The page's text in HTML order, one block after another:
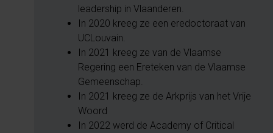
leadership in Vlaanderen.
In 2020 kreeg ze een eredoctoraat van
UCLouvain.
In 2021 kreeg ze van de Vlaamse
Regering een Ereteken van de Vlaamse
Gemeenschap.
In 2021 kreeg ze de Arkprijs van het Vrije
Woord
In 2022 werd de Academy of Critical